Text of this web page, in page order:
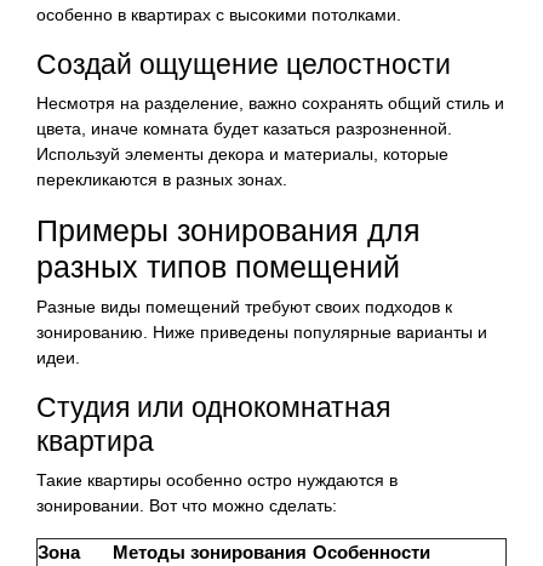
особенно в квартирах с высокими потолками.
Создай ощущение целостности
Несмотря на разделение, важно сохранять общий стиль и
цвета, иначе комната будет казаться разрозненной.
Используй элементы декора и материалы, которые
перекликаются в разных зонах.
Примеры зонирования для
разных типов помещений
Разные виды помещений требуют своих подходов к
зонированию. Ниже приведены популярные варианты и
идеи.
Студия или однокомнатная
квартира
Такие квартиры особенно остро нуждаются в
зонировании. Вот что можно сделать:
Зона Методы зонирования Особенности